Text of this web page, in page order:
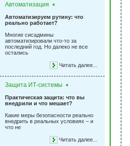
Автоматизация
Автоматизируем рутину: что
реально работает?
Многие сисадмины
автоматизировали что-то за
последний год. Но далеко не все
остались
Читать далее...
Защита ИТ-системы
Практическая защита: что вы
внедрили и что мешает?
Какие меры безопасности реально
внедрить в реальных условиях – и
что не
Читать далее...